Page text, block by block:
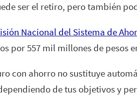
ser el retiro, pero también
Nacional del Sistema de
por 557 mil millones de pesos
con ahorro no sustituye
de tus objetivos y